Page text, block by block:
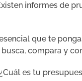
informes de
que te
compara y
es tu